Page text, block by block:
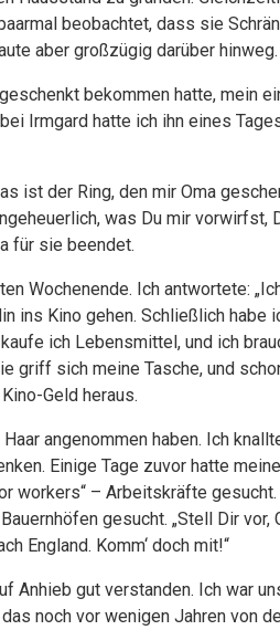
beobachtet, dass sie
aber großzügig darüber hinweg.
bekommen hatte, mein
Irmgard hatte ich ihn eines
ist der Ring, den mir Oma
was Du mir vorwirfst,
für sie beendet.
Wochenende. Ich antwortete:
ins Kino gehen. Schließlich habe
ich Lebensmittel, und ich
griff sich meine Tasche, und
Geld heraus.
angenommen haben. Ich
Einige Tage zuvor hatte
workers“ – Arbeitskräfte
gesucht. „Stell Dir vor,
England. Komm‘ doch mit!“
Anhieb gut verstanden. Ich war
noch vor wenigen Jahren von